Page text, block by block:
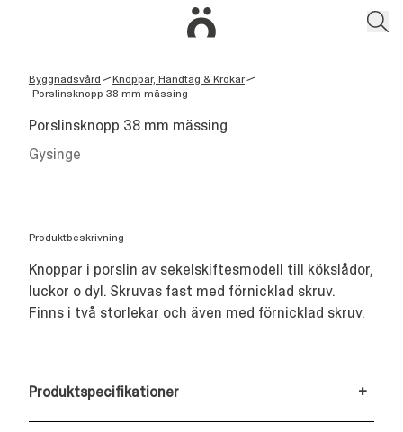
Byggnadsvård /Knoppar, Handtag & Krokar/
Porslinsknopp 38 mm mässing
Porslinsknopp 38 mm mässing
Gysinge
Produktbeskrivning
Knoppar i porslin av sekelskiftesmodell till kökslådor,
luckor o dyl. Skruvas fast med förnicklad skruv.
Finns i två storlekar och även med förnicklad skruv.
Produktspecifikationer +